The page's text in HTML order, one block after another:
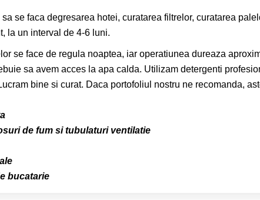
se faca degresarea hotei, curatarea filtrelor, curatarea
la un interval de 4-6 luni.
se face de regula noaptea, iar operatiunea dureaza
sa avem acces la apa calda. Utilizam detergenti
bine si curat. Daca portofoliul nostru ne recomanda,
de fum si tubulaturi ventilatie
bucatarie